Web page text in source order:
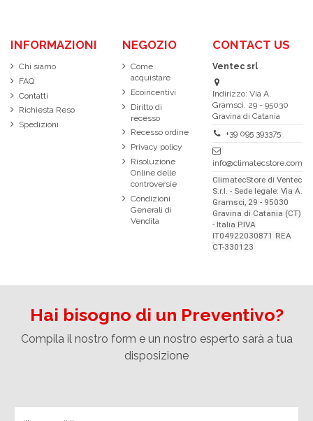
INFORMAZIONI
Chi siamo
FAQ
Contatti
Richiesta Reso
Spedizioni
NEGOZIO
Come
acquistare
Ecoincentivi
Diritto di
recesso
Recesso ordine
Privacy policy
Risoluzione
Online delle
controversie
Condizioni
Generali di
Vendita
CONTACT US
Ventec srl
Indirizzo: Via A.
Gramsci, 29 - 95030
Gravina di Catania
+39 095 393375
info@climatecstore.com
ClimatecStore di Ventec
S.r.l. - Sede legale: Via A.
Gramsci, 29 - 95030
Gravina di Catania (CT)
- Italia P.IVA
IT04922030871 REA
CT-330123
Hai bisogno di un Preventivo?
Compila il nostro form e un nostro esperto sarà a tua
disposizione